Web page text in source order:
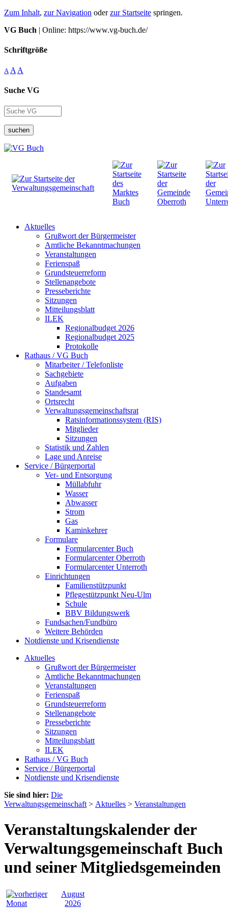
Zum Inhalt, zur Navigation oderzur Startseite springen.
VG Buch | Online: https://www.vg-buch.de/
Schriftgröße
A A A
Suche VG
suchen
Aktuelles
Grußwort der Bürgermeister
Amtliche Bekanntmachungen
Veranstaltungen
Ferienspaß
Grundsteuerreform
Stellenangebote
Presseberichte
Sitzungen
Mitteilungsblatt
ILEK
Regionalbudget 2026
Regionalbudget 2025
Protokolle
Rathaus / VG Buch
Mitarbeiter / Telefonliste
Sachgebiete
Aufgaben
Standesamt
Ortsrecht
Verwaltungsgemeinschaftsrat
Ratsinformationssystem (RIS)
Mitglieder
Sitzungen
Statistik und Zahlen
Lage und Anreise
Service / Bürgerportal
Ver- und Entsorgung
Müllabfuhr
Wasser
Abwasser
Strom
Gas
Kaminkehrer
Formulare
Formularcenter Buch
Formularcenter Oberroth
Formularcenter Unterroth
Einrichtungen
Familienstützpunkt
Pflegestützpunkt Neu-Ulm
Schule
BBV Bildungswerk
Fundsachen/Fundbüro
Weitere Behörden
Notdienste und Krisendienste
Aktuelles
Grußwort der Bürgermeister
Amtliche Bekanntmachungen
Veranstaltungen
Ferienspaß
Grundsteuerreform
Stellenangebote
Presseberichte
Sitzungen
Mitteilungsblatt
ILEK
Rathaus / VG Buch
Service / Bürgerportal
Notdienste und Krisendienste
Sie sind hier: Die
Verwaltungsgemeinschaft > Aktuelles > Veranstaltungen
Veranstaltungskalender der
Verwaltungsgemeinschaft Buch
und seiner Mitgliedsgemeinden
August
2026